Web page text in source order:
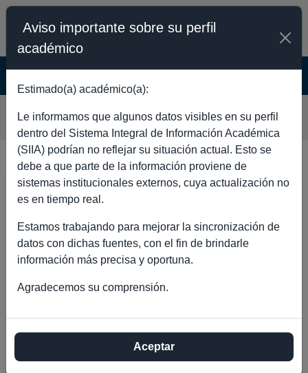
ACADÉMICA - PÚBLICO
CESAR FLORES COTO
Máximo nivel de
Aviso importante sobre su perfil
académico
Estimado(a) académico(a):
Le informamos que algunos datos visibles en su perfil
dentro del Sistema Integral de Información Académica
(SIIA) podrían no reflejar su situación actual. Esto se
debe a que parte de la información proviene de
sistemas institucionales externos, cuya actualización no
es en tiempo real.
Estamos trabajando para mejorar la sincronización de
datos con dichas fuentes, con el fin de brindarle
información más precisa y oportuna.
Agradecemos su comprensión.
Aceptar